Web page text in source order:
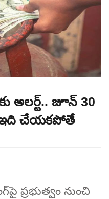
జూన్ 30
ఇది చేయకపోతే
ప్రభుత్వం నుంచి